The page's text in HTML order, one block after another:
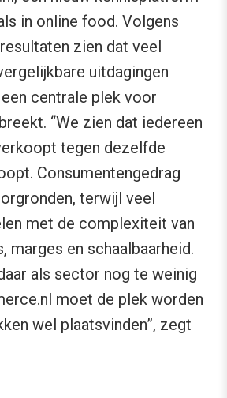
in online food. Volgens
zien dat veel
uitdagingen
centrale plek voor
“We zien dat iedereen
tegen dezelfde
Consumentengedrag
terwijl veel
met de complexiteit van
marges en schaalbaarheid.
als sector nog te weinig
moet de plek worden
wel plaatsvinden”, zegt